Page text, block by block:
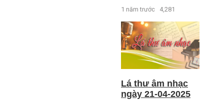
1 năm trước 4,281
Lá thư âm nhạc
ngày 21-04-2025